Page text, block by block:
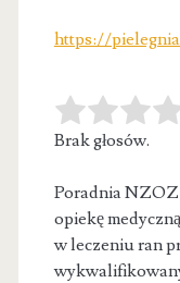
https://
Brak głosów.
Poradnia
opiekę
w leczeniu ran